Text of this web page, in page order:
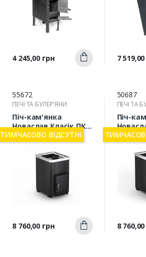
Швидкий
перегляд
Ціна
4 245,00 грн Купити
Ціна
7
55672
ПЕЧІ ТА БУЛЕР'ЯНИ
Піч-кам'янка
Новаслав Класік ПКС
01 БВ-Ч
Швидкий
перегляд
Ціна
8 760,00 грн Купити
ТИМЧАСОВО ВІДСУТНІ
50687
ПЕЧІ ТА
Піч-
ПКС 01
Ціна
8